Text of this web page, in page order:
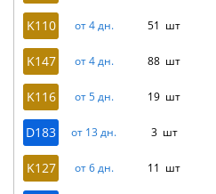
K110 от 4 дн. 51 шт
K147 от 4 дн. 88 шт
K116 от 5 дн. 19 шт
D183 от 13 дн. 3 шт
K127 от 6 дн. 11 шт